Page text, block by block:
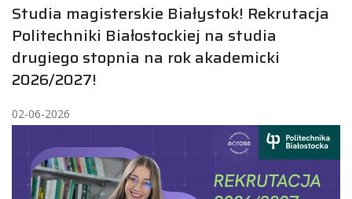
Studia magisterskie Białystok! Rekrutacja
Politechniki Białostockiej na studia
drugiego stopnia na rok akademicki
2026/2027!
02-06-2026